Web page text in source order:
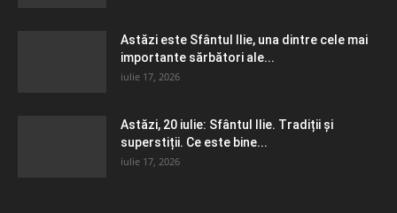
Astăzi este Sfântul Ilie, una dintre cele mai
importante sărbători ale...
iulie 17, 2026
Astăzi, 20 iulie: Sfântul Ilie. Tradiții și
superstiții. Ce este bine...
iulie 17, 2026